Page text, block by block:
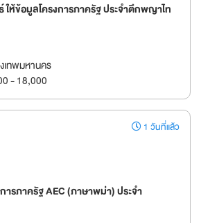
ห้ข้อมูลโครงการภาครัฐ ประจำตึกพญาไท
เทพมหานคร
- 18,000
1 วันที่แล้ว
ารภาครัฐ AEC (ภาษาพม่า) ประจำ